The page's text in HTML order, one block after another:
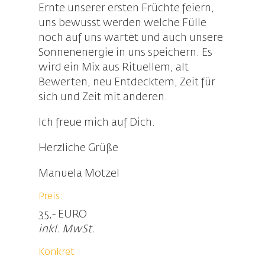
Ernte unserer ersten Früchte feiern,
uns bewusst werden welche Fülle
noch auf uns wartet und auch unsere
Sonnenenergie in uns speichern. Es
wird ein Mix aus Rituellem, alt
Bewerten, neu Entdecktem, Zeit für
sich und Zeit mit anderen.
Ich freue mich auf Dich.
Herzliche Grüße
Manuela Motzel
Preis:
35,- EURO
inkl. MwSt.
Konkret